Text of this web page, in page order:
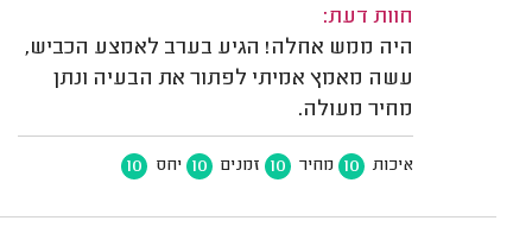
חוות דעת:
היה ממש אחלה! הגיע בערב לאמצע הכביש,
עשה מאמץ אמיתי לפתור את הבעיה ונתן
מחיר מעולה.
איכות 10 מחיר 10 זמנים 10 יחס 10